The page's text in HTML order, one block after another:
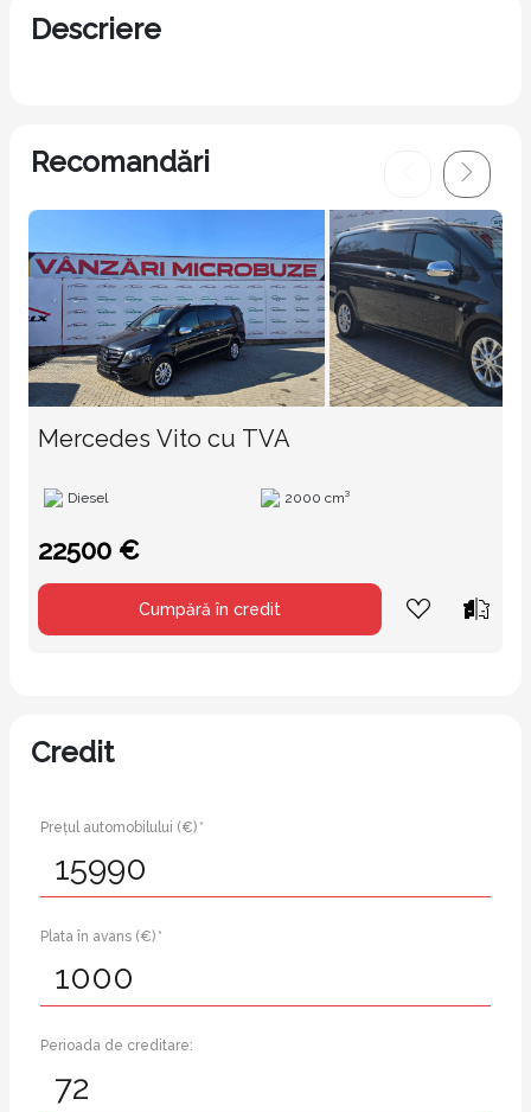
Descriere
Recomandări
Mercedes Vito cu TVA
Diesel 2000 cm³
22500 €
Cumpără în credit
Credit
Prețul automobilului (€) *
Plata în avans (€) *
Perioada de creditare: